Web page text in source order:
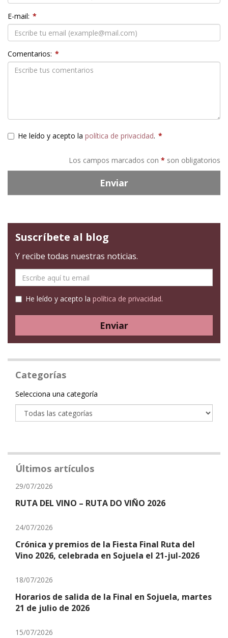
E-mail: *
Comentarios: *
He leído y acepto la política de privacidad. *
Los campos marcados con * son obligatorios
Enviar
Suscríbete al blog
Y recibe todas nuestras noticias.
mail
He leído y acepto la política de privacidad.
Enviar
Categorías
Categoría
Selecciona una categoría
Últimos artículos
29/07/2026
RUTA DEL VINO – RUTA DO VIÑO 2026
24/07/2026
Crónica y premios de la Fiesta Final Ruta del
Vino 2026, celebrada en Sojuela el 21-jul-2026
18/07/2026
Horarios de salida de la Final en Sojuela, martes
21 de julio de 2026
15/07/2026